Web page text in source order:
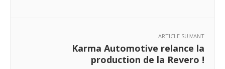
ARTICLE SUIVANT
Karma Automotive relance la
production de la Revero !